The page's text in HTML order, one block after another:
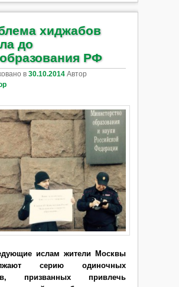
хиджабов
до
РФ
в 30.10.2014 Автор
ислам жители Москвы
серию одиночных
призванных привлечь